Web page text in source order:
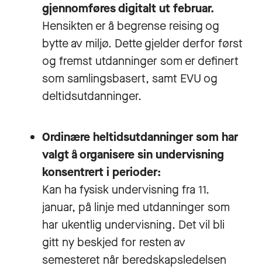
gjennomføres digitalt ut februar.
Hensikten er å begrense reising og
bytte av miljø. Dette gjelder derfor først
og fremst utdanninger som er definert
som samlingsbasert, samt EVU og
deltidsutdanninger.
Ordinære heltidsutdanninger som har
valgt å organisere sin undervisning
konsentrert i perioder:
Kan ha fysisk undervisning fra 11.
januar, på linje med utdanninger som
har ukentlig undervisning. Det vil bli
gitt ny beskjed for resten av
semesteret når beredskapsledelsen